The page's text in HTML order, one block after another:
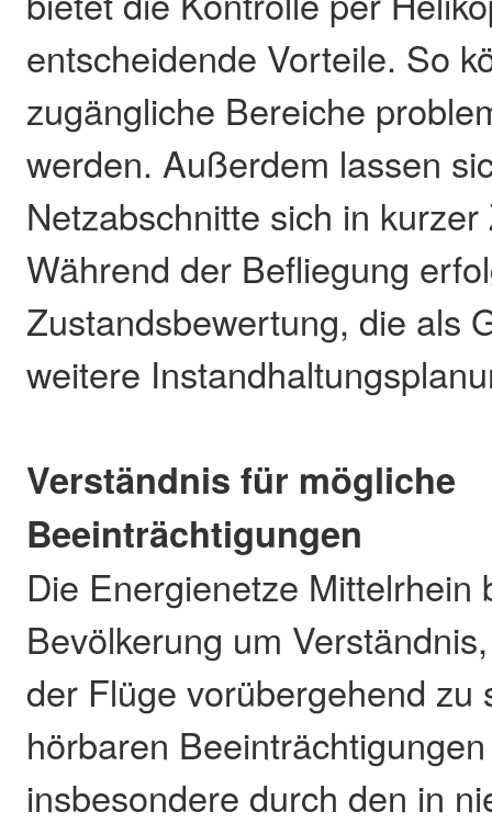
entscheidende Vorteile. So
zugängliche Bereiche
werden. Außerdem lassen
Netzabschnitte sich in
Während der Befliegung
Zustandsbewertung, die als
weitere
Verständnis für mögliche
Beeinträchtigungen
Die Energienetze Mittelrhein
Bevölkerung um
der Flüge vorübergehend zu
hörbaren
insbesondere durch den in